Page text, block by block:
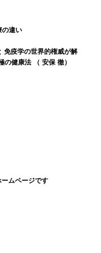
違い
免疫学の世界的権威が解
健康法 （ 安保 徹）
ムページです